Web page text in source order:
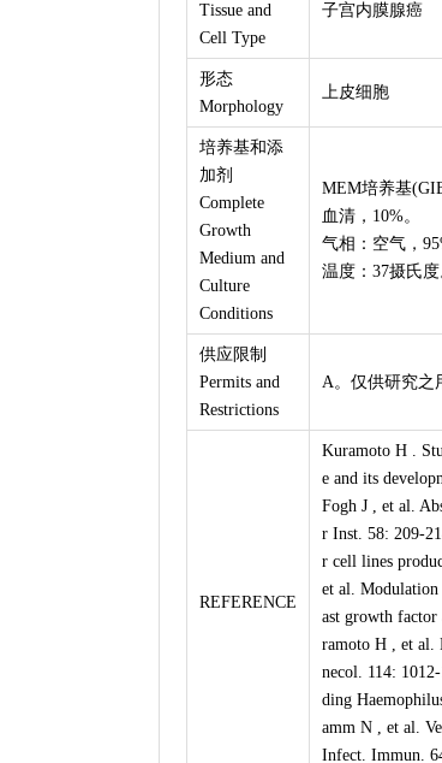
Tissue and
Cell Type
子宫内膜腺癌
形态
Morphology
上皮细胞
培养基和添
加剂
Complete
Growth
Medium and
Culture
Conditions
MEM培养基
血清，10%。
气相：空气，
温度：37摄氏度
供应限制
Permits and
Restrictions
A。仅供研究之
REFERENCE
Kuramoto H .
e and its
Fogh J , et al.
r Inst. 58: 209-
r cell lines
et al. Modulation
ast growth factor
ramoto H , et al.
necol. 114:
ding
amm N , et al.
Infect. Immun.